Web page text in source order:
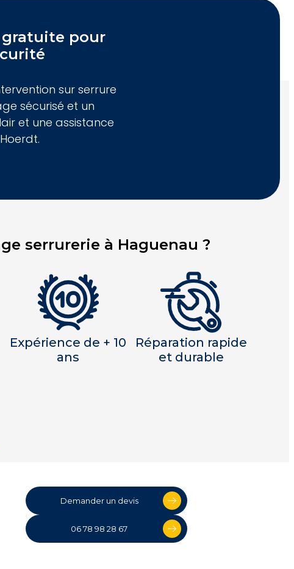
pour
sur serrure
sécurisé et un
et une assistance
serrurerie à Haguenau ?
Expérience de + 10
ans
Réparation rapide
et durable
Demander un devis
06 78 98 28 67